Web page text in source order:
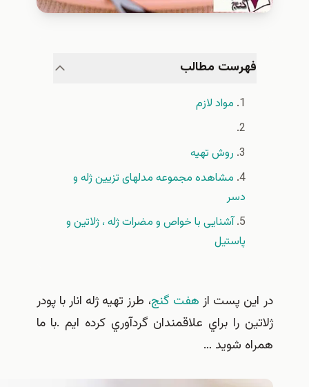
مطالب
مشاهده مجموعه مدلهای تزیین ژله و
آشنایی با خواص و مضرات ژله ، ژلاتین و
پست ازهفت گنج، طرز تهيه ژله انار با پودر
را براي علاقمندان گردآوري كرده ايم .با ما
شويد …